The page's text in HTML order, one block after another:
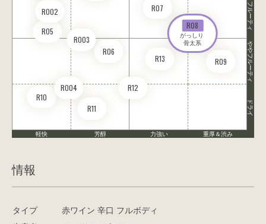
R05
R06
R07
R08
がっしり
骨太系
R09
R10
R11
R12
R13
RO02
RO03
RO04
フルーティ
ややフルーティ
ドライ
軽快 芳醇 力強い 重厚＆渋み
情報
タイプ
赤ワイン 辛口 フルボディ